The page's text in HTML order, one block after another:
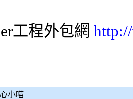
工程外包網
小喵